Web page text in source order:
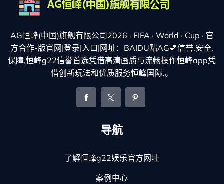
AG恒峰(中国)旗舰有限公司2026 · FIFA · World · Cup · 官
方合作-版官网|登录|入口|网址：BAIDU點AG💕信誉,安全,
保障,恒峰g22信誉首选凭借高清画质与流畅操作恒峰app凭
借创新玩法和优质服务恒峰国际.。
导航
了解恒峰g22娱乐官方网址
案例中心